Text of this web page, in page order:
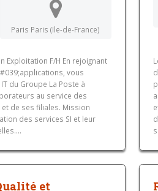
Paris Paris (Ile-de-France)
Exploitation F/H En rejoignant
vous
du Groupe La Poste à
au service des
de ses filiales. Mission
des services SI et leur
et